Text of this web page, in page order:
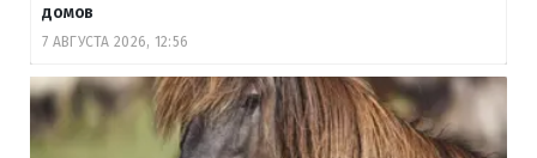
домов
7 АВГУСТА 2026, 12:56